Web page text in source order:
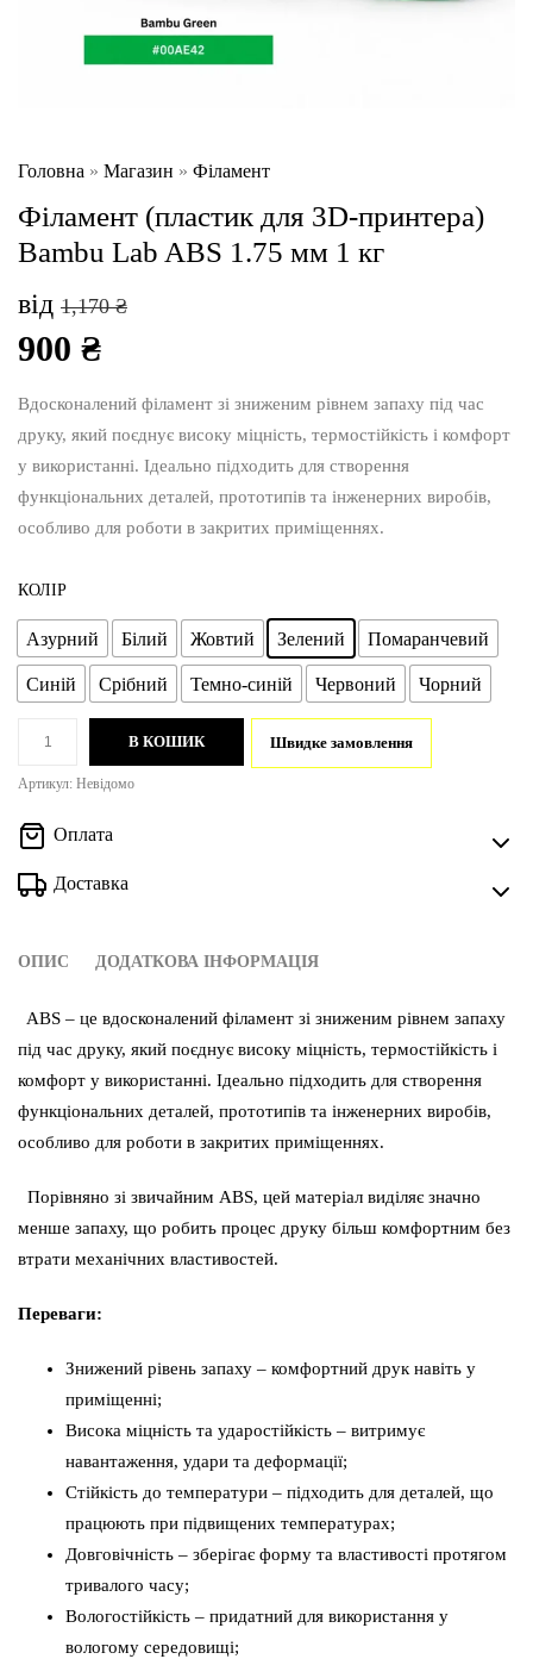
Головна » Магазин » Філамент
Філамент (пластик для 3D-принтера)
Bambu Lab ABS 1.75 мм 1 кг
від 1,170₴
900 ₴
Вдосконалений філамент зі зниженим рівнем запаху під час
друку, який поєднує високу міцність, термостійкість і комфорт
у використанні. Ідеально підходить для створення
функціональних деталей, прототипів та інженерних виробів,
особливо для роботи в закритих приміщеннях.
КОЛІР
Азурний Білий Жовтий Зелений Помаранчевий
Синій Срібний Темно-синій Червоний Чорний
Філамент
для
3D-
Bambu
мм
кількість
В КОШИК Швидке замовлення
Артикул: Невідомо
Оплата
Доставка
ОПИС ДОДАТКОВА ІНФОРМАЦІЯ
ABS – це вдосконалений філамент зі зниженим рівнем запаху
під час друку, який поєднує високу міцність, термостійкість і
комфорт у використанні. Ідеально підходить для створення
функціональних деталей, прототипів та інженерних виробів,
особливо для роботи в закритих приміщеннях.
Порівняно зі звичайним ABS, цей матеріал виділяє значно
менше запаху, що робить процес друку більш комфортним без
втрати механічних властивостей.
Переваги:
Знижений рівень запаху – комфортний друк навіть у
приміщенні;
Висока міцність та ударостійкість – витримує
навантаження, удари та деформації;
Стійкість до температури – підходить для деталей, що
працюють при підвищених температурах;
Довговічність – зберігає форму та властивості протягом
тривалого часу;
Вологостійкість – придатний для використання у
вологому середовищі;